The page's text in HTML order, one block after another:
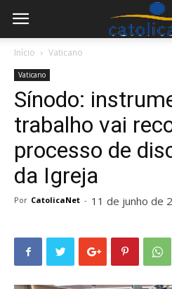
Início Vaticano
Vaticano
Sínodo:
trabalho vai
processo de
da Igreja
Por CatolicaNet - 11 de junho de